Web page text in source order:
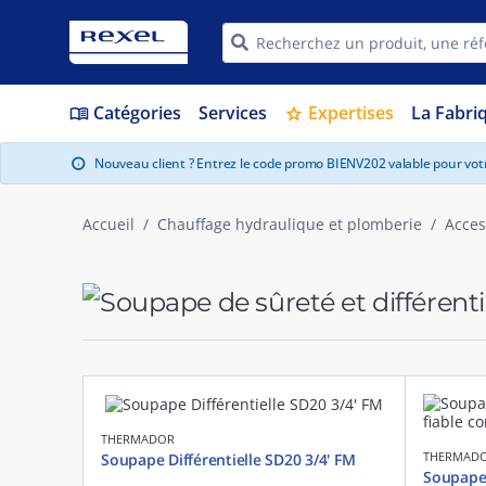
menu_book Catégories Services star Expertises La
info Nouveau client ? Entrez le code promo BIENV202 valable pour
Accueil Chauffage hydraulique et plomberie
THERMADOR
Soupape Différentielle SD20 3/4' FM